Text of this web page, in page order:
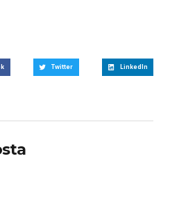
Twitter LinkedIn